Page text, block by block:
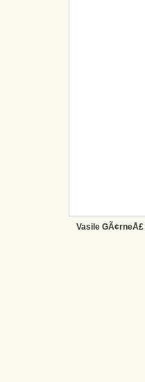
Vasile GÃ¢rneÅ£